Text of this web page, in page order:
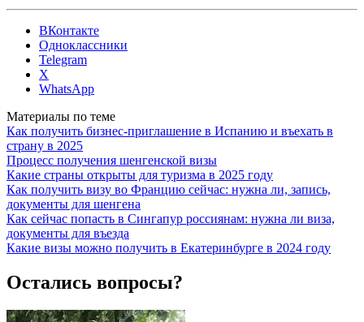
ВКонтакте
Одноклассники
Telegram
X
WhatsApp
Материалы по теме
Как получить бизнес-приглашение в Испанию и въехать в
страну в 2025
Процесс получения шенгенской визы
Какие страны открыты для туризма в 2025 году
Как получить визу во Францию сейчас: нужна ли, запись,
документы для шенгена
Как сейчас попасть в Сингапур россиянам: нужна ли виза,
документы для въезда
Какие визы можно получить в Екатеринбурге в 2024 году
Остались вопросы?